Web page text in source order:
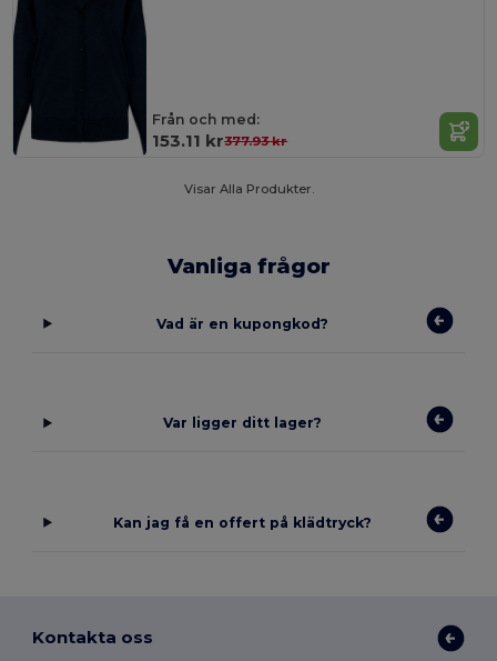
Från och med:
153.11 kr377.93 kr
Visar Alla Produkter.
Vanliga frågor
Vad är en kupongkod?
Var ligger ditt lager?
Kan jag få en offert på klädtryck?
Kontakta oss